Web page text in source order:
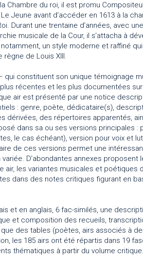
Chambre du roi, il est promu
Jeune avant d’accéder en 1613 à la
Durant une trentaine d’années, avec une
musicale de la Cour, il s’attacha à
un style moderne et raffiné
règne de Louis XIII.
constituent son unique témoignage
récentes et les plus documentées
air est présenté par une notice
: genre, poète, dédicataire(s),
dérivées, des répertoires apparentés,
dans sa ou ses versions principales :
le cas échéant), version pour voix et
de ces versions permet une
D’abondantes annexes proposent
air, les variantes musicales et poétiques
dans des notes critiques figurant en
et en anglais, 6 fac-similés, une
et composition des recueils,
des tables (poètes, airs associés à
les 185 airs ont été répartis dans 19
thématiques à partir du volume critique.